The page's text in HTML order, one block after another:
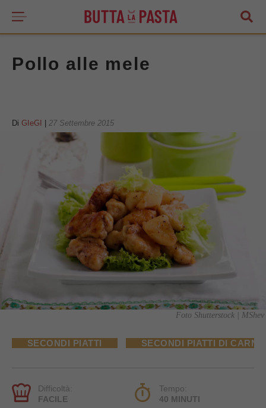
Pollo alle mele
Di GIeGI 27 Settembre 2015
Foto Shutterstock | MShev
SECONDI PIATTI SECONDI PIATTI DI CARNE
Difficoltà:
FACILE
Tempo:
40 MINUTI